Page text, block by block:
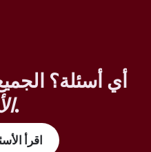
أي أسئلة؟
.
اقرأ